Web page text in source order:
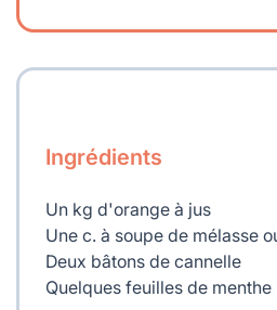
Ingrédients
Un kg d'orange à jus
Une c. à soupe de mélasse
Deux bâtons de cannelle
Quelques feuilles de